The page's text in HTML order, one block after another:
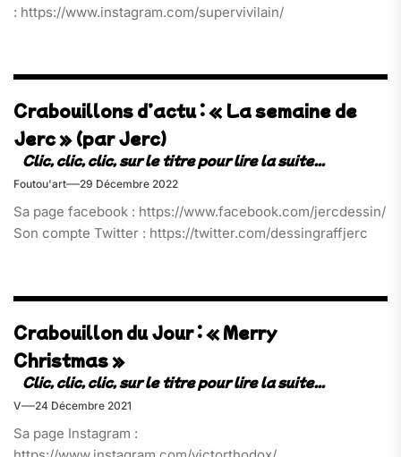
: https://www.instagram.com/supervivilain/
Crabouillons d’actu : « La semaine de
Jerc » (par Jerc)
Foutou'art 29 Décembre 2022
Sa page facebook : https://www.facebook.com/jercdessin/
Son compte Twitter : https://twitter.com/dessingraffjerc
Crabouillon du Jour : « Merry
Christmas »
V 24 Décembre 2021
Sa page Instagram :